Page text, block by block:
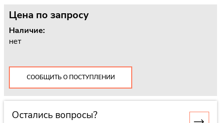
Цена по запросу
Наличие:
нет
СООБЩИТЬ О ПОСТУПЛЕНИИ
Остались вопросы?